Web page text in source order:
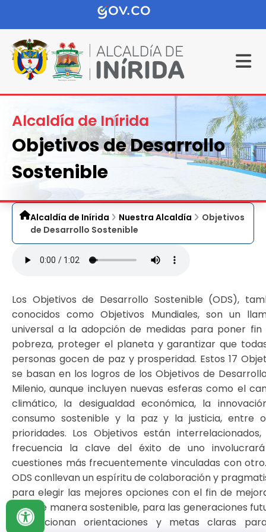
Alcaldía de Inírida
Objetivos de Desarrollo
Sostenible
Alcaldía de Inírida Nuestra Alcaldía
Objetivos
de Desarrollo Sostenible
Los Objetivos de Desarrollo Sostenible (ODS),
conocidos como Objetivos Mundiales, son un
universal a la adopción de medidas para poner
pobreza, proteger el planeta y garantizar que
personas gocen de paz y prosperidad. Estos 17
se basan en los logros de los Objetivos de
Milenio, aunque incluyen nuevas esferas como el
climático, la desigualdad económica, la
consumo sostenible y la paz y la justicia, entre
prioridades. Los Objetivos están
frecuencia la clave del éxito de uno
cuestiones más frecuentemente vinculadas con
ODS conllevan un espíritu de colaboración y
para elegir las mejores opciones con el fin de
vida, de manera sostenible, para las generaciones
Proporcionan orientaciones y metas claras